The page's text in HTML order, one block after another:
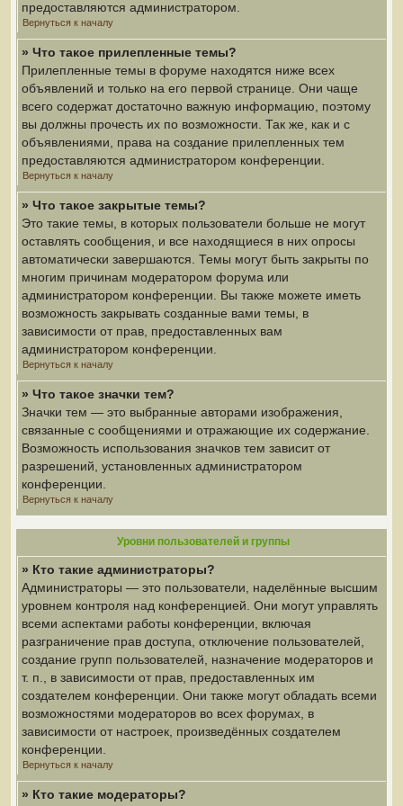
предоставляются администратором.
Вернуться к началу
» Что такое прилепленные темы?
Прилепленные темы в форуме находятся ниже всех
объявлений и только на его первой странице. Они чаще
всего содержат достаточно важную информацию, поэтому
вы должны прочесть их по возможности. Так же, как и с
объявлениями, права на создание прилепленных тем
предоставляются администратором конференции.
Вернуться к началу
» Что такое закрытые темы?
Это такие темы, в которых пользователи больше не могут
оставлять сообщения, и все находящиеся в них опросы
автоматически завершаются. Темы могут быть закрыты по
многим причинам модератором форума или
администратором конференции. Вы также можете иметь
возможность закрывать созданные вами темы, в
зависимости от прав, предоставленных вам
администратором конференции.
Вернуться к началу
» Что такое значки тем?
Значки тем — это выбранные авторами изображения,
связанные с сообщениями и отражающие их содержание.
Возможность использования значков тем зависит от
разрешений, установленных администратором
конференции.
Вернуться к началу
Уровни пользователей и группы
» Кто такие администраторы?
Администраторы — это пользователи, наделённые высшим
уровнем контроля над конференцией. Они могут управлять
всеми аспектами работы конференции, включая
разграничение прав доступа, отключение пользователей,
создание групп пользователей, назначение модераторов и
т. п., в зависимости от прав, предоставленных им
создателем конференции. Они также могут обладать всеми
возможностями модераторов во всех форумах, в
зависимости от настроек, произведённых создателем
конференции.
Вернуться к началу
» Кто такие модераторы?